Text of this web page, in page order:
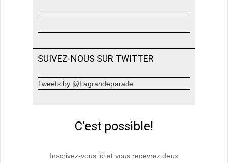
SUIVEZ-NOUS SUR TWITTER
Tweets by @Lagrandeparade
C'est possible!
Inscrivez-vous ici et vous recevrez deux